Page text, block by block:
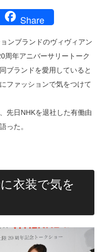
Share
ンブランドのヴィヴィアン
周年アニバーサリートーク
ブランドを愛用していると
ファッションで気をつけて
先日NHKを退社した有働由
った。
衣装で気を